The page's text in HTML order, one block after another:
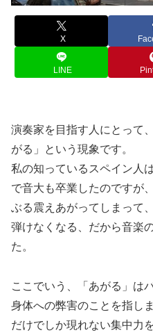
X
LINE
演奏家を目指す人にとって
がる」という現象です。
私の知っているスペイン人
で音大も卒業したのですが
ぶる震えあがってしまって
弾けなくなる、だから音楽
た。
ここでいう、「あがる」は
身体への弊害のことを指し
だけでしか現れない集中力